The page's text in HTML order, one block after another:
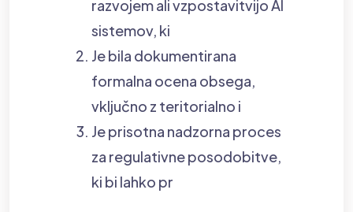
razvojem ali vzpostavitvijo AI
sistemov, ki
Je bila dokumentirana
formalna ocena obsega,
vključno z teritorialno i
Je prisotna nadzorna proces
za regulativne posodobitve,
ki bi lahko pr